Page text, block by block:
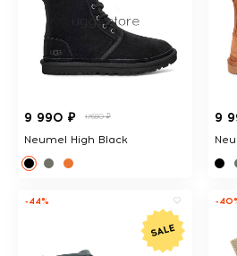
9 990 ₽ 17680 ₽
Neumel High Black
9
-44% -